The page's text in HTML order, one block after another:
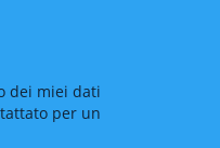
dei miei dati
per un